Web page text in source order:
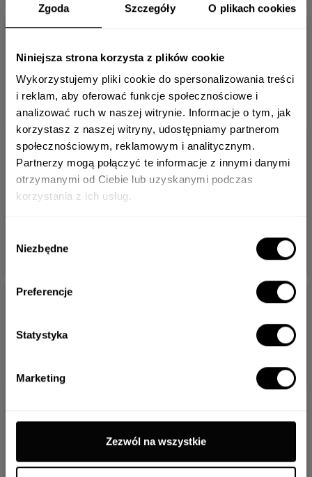
Zgoda Szczegóły O plikach cookies
Niniejsza strona korzysta z plików cookie
Wykorzystujemy pliki cookie do spersonalizowania treści
i reklam, aby oferować funkcje społecznościowe i
analizować ruch w naszej witrynie. Informacje o tym, jak
korzystasz z naszej witryny, udostępniamy partnerom
społecznościowym, reklamowym i analitycznym.
Partnerzy mogą połączyć te informacje z innymi danymi
otrzymanymi od Ciebie lub uzyskanymi podczas
korzystania z ich usług.
zgody
Niezbędne
Preferencje
Statystyka
Marketing
Zezwól na wszystkie
DUŻA ŚWIECA
ENDLESS
NIGHT
DO KOSZYKA
DUŻA ŚWIECA
GENTLEMEN'S
DO KOSZYKA
CAFE
HILLS OF
PROVENCE
Newsletter
e-mail informacji o nowościach, promocjach, produktach i usługach
ZAPISZ